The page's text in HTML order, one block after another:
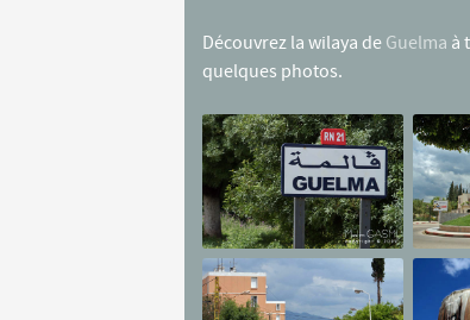
Découvrez la wilaya de Guelma à
quelques photos.